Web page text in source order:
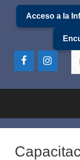
Saltar
contenido
Acceso a la